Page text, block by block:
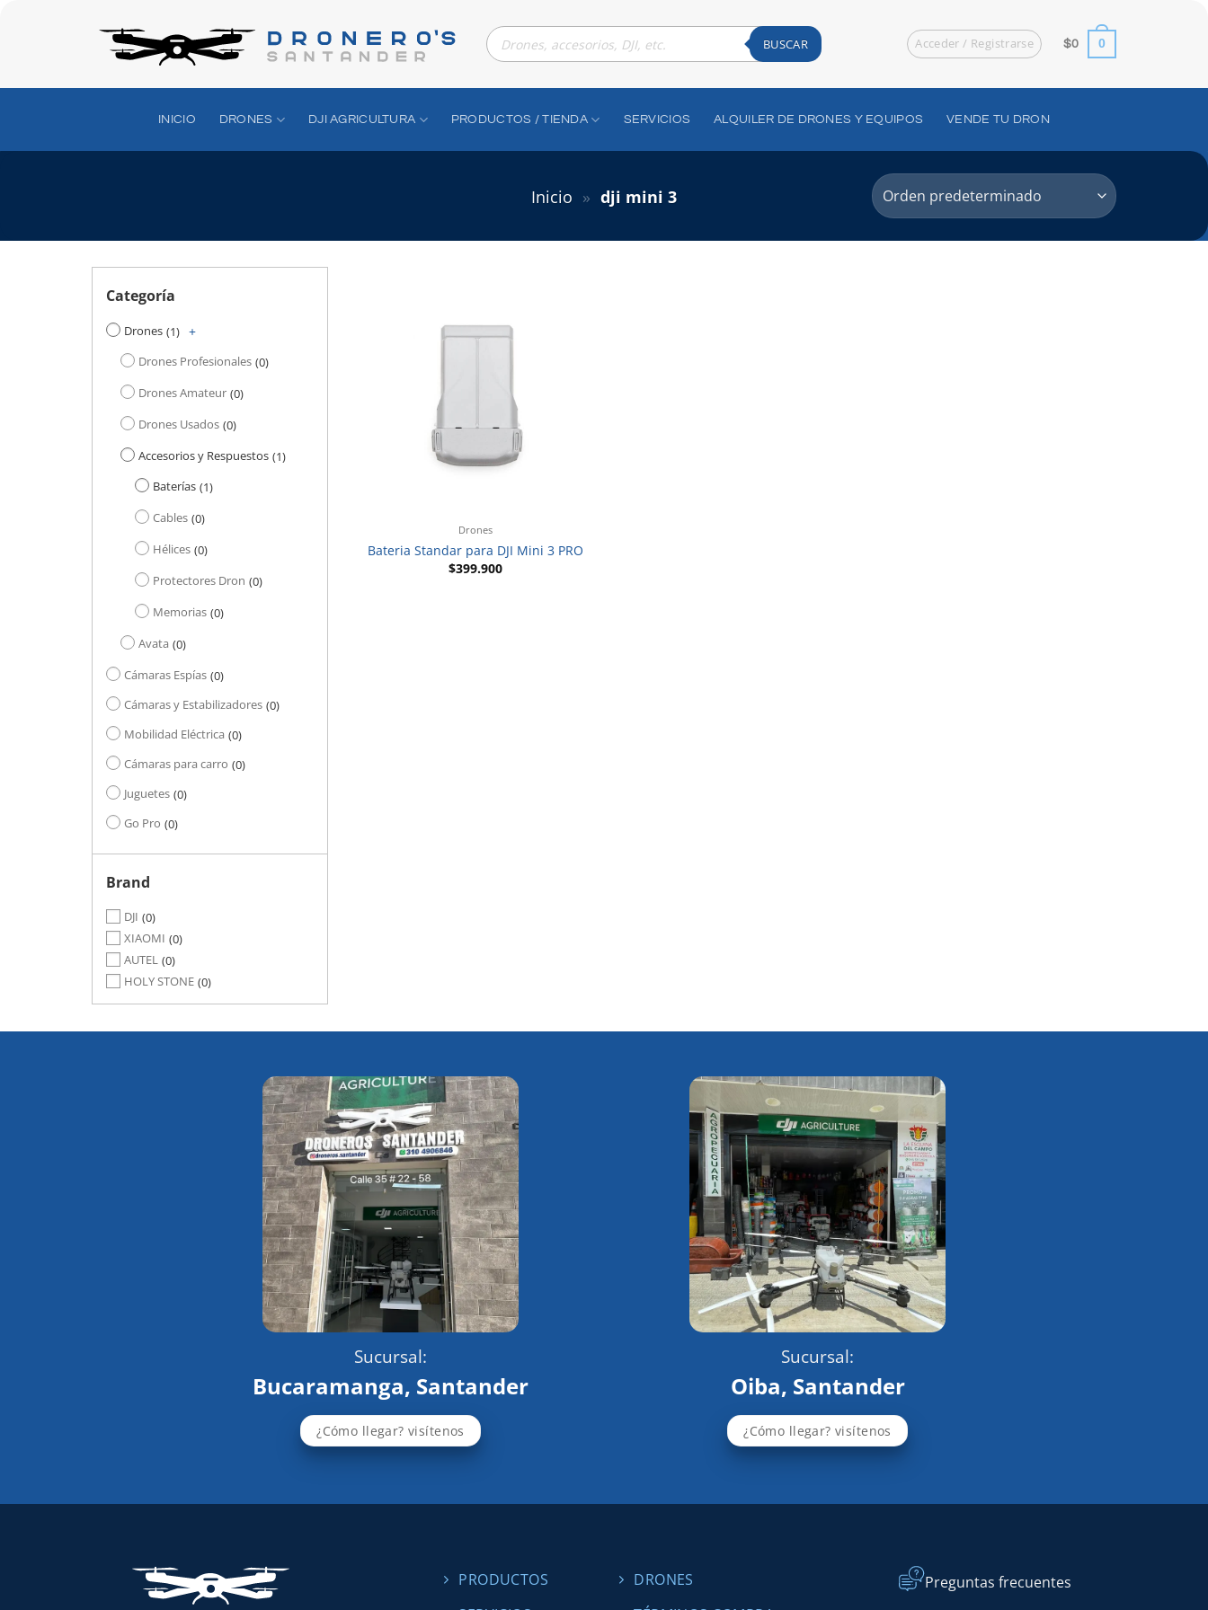
Búsqueda
de
productos
BUSCAR Acceder / Registrarse $0 0
INICIO DRONES DJI AGRICULTURA PRODUCTOS / TIENDA SERVICIOS ALQUILER DE DRONES Y EQUIPOS VENDE TU DRON
Inicio » dji mini 3
Categoría
Drones +
1
Drones Profesionales 0
Drones Amateur 0
Drones Usados 0
Accesorios y Respuestos 1
Baterías 1
Cables 0
Hélices 0
Protectores Dron 0
Memorias 0
Avata 0
Cámaras Espías 0
Cámaras y Estabilizadores 0
Mobilidad Eléctrica 0
Cámaras para carro 0
Juguetes 0
Go Pro 0
Brand
DJI 0
XIAOMI 0
AUTEL 0
HOLY STONE 0
Drones
Bateria Standar para DJI Mini 3 PRO
$399.900
Sucursal:
Bucaramanga, Santander
¿Cómo llegar? visítenos
Sucursal:
Oiba, Santander
¿Cómo llegar? visítenos
PRODUCTOS
DRONES
Preguntas frecuentes